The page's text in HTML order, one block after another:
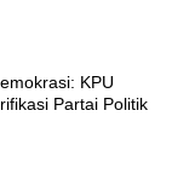
KPU
Partai Politik